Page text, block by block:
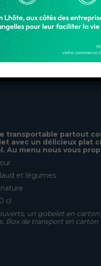
CABILLAUD
transportable partout
avec un délicieux plat
Au menu nous vous
et légumes
cl
un gobelet en carton
Box de transport en carton